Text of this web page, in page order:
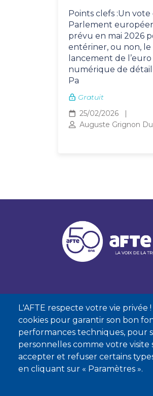
L'AFTE respecte votre vie
cookies pour garantir son bon
performances techniques, pour
personnelles comme votre
accepter et refuser certains
en cliquant sur « Paramètres ».
Points clefs :Un vote
Parlement
prévu en mai 2026
entériner, ou non, le
lancement de l’euro
numérique de détail
Pa
Gratuit
25/02/2026
Auguste Grignon